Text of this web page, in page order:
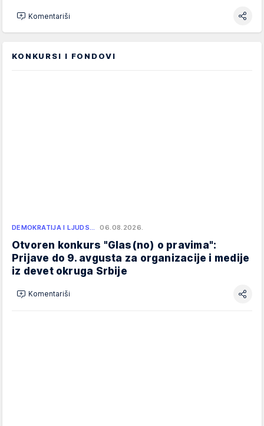
Komentariši
KONKURSI I FONDOVI
DEMOKRATIJA I LJUDS… 06.08.2026.
Otvoren konkurs "Glas(no) o pravima":
Prijave do 9. avgusta za organizacije i medije
iz devet okruga Srbije
Komentariši